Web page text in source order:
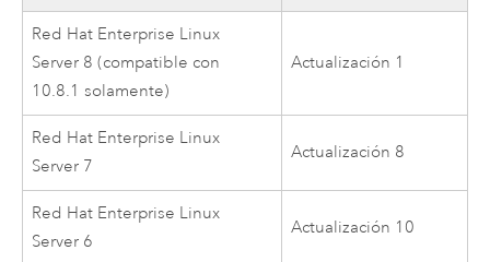
Red Hat Enterprise Linux
Server 8 (compatible con
10.8.1 solamente)
Actualización 1
Red Hat Enterprise Linux
Server 7
Actualización 8
Red Hat Enterprise Linux
Server 6
Actualización 10